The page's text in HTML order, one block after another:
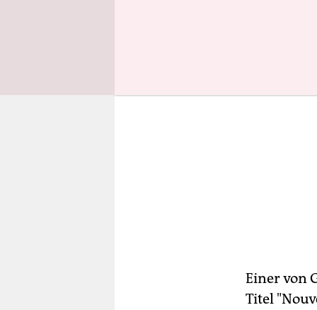
Einer von
Titel